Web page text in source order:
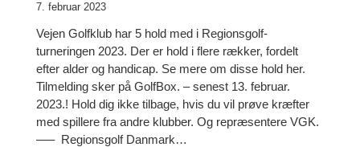
7. februar 2023
Vejen Golfklub har 5 hold med i Regionsgolf-
turneringen 2023. Der er hold i flere rækker, fordelt
efter alder og handicap. Se mere om disse hold her.
Tilmelding sker på GolfBox. – senest 13. februar.
2023.! Hold dig ikke tilbage, hvis du vil prøve kræfter
med spillere fra andre klubber. Og repræsentere VGK.
—– Regionsgolf Danmark…